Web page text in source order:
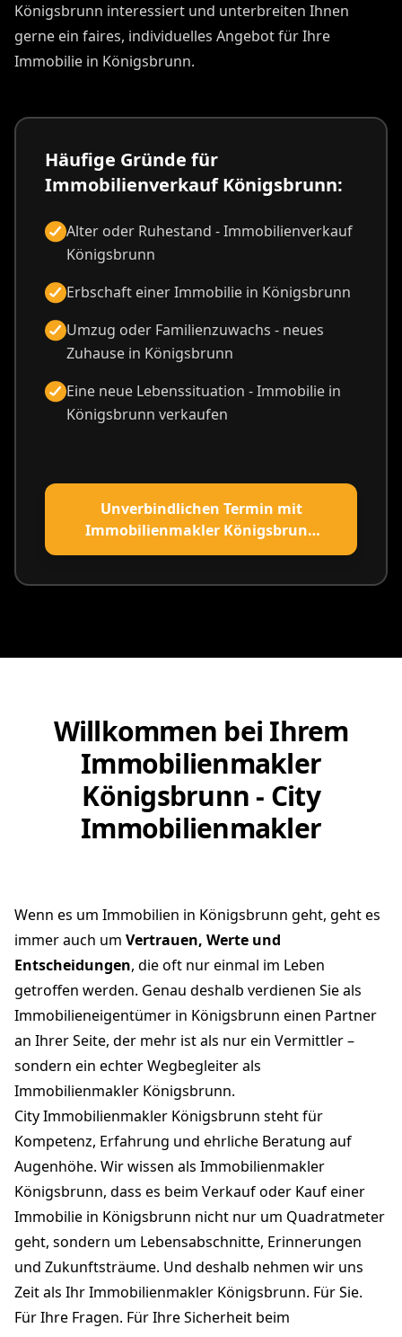
Königsbrunn interessiert und unterbreiten Ihnen
gerne ein faires, individuelles Angebot für Ihre
Immobilie in Königsbrunn.
Häufige Gründe für
Immobilienverkauf Königsbrunn:
Alter oder Ruhestand - Immobilienverkauf
Königsbrunn
Erbschaft einer Immobilie in Königsbrunn
Umzug oder Familienzuwachs - neues
Zuhause in Königsbrunn
Eine neue Lebenssituation - Immobilie in
Königsbrunn verkaufen
Unverbindlichen Termin mit
Immobilienmakler Königsbrunn
vereinbaren
Willkommen bei Ihrem
Immobilienmakler
Königsbrunn - City
Immobilienmakler
Wenn es um Immobilien in Königsbrunn geht, geht es
immer auch um Vertrauen, Werte und
Entscheidungen, die oft nur einmal im Leben
getroffen werden. Genau deshalb verdienen Sie als
Immobilieneigentümer in Königsbrunn einen Partner
an Ihrer Seite, der mehr ist als nur ein Vermittler –
sondern ein echter Wegbegleiter als
Immobilienmakler Königsbrunn.
City Immobilienmakler Königsbrunn steht für
Kompetenz, Erfahrung und ehrliche Beratung auf
Augenhöhe. Wir wissen als Immobilienmakler
Königsbrunn, dass es beim Verkauf oder Kauf einer
Immobilie in Königsbrunn nicht nur um Quadratmeter
geht, sondern um Lebensabschnitte, Erinnerungen
und Zukunftsträume. Und deshalb nehmen wir uns
Zeit als Ihr Immobilienmakler Königsbrunn. Für Sie.
Für Ihre Fragen. Für Ihre Sicherheit beim